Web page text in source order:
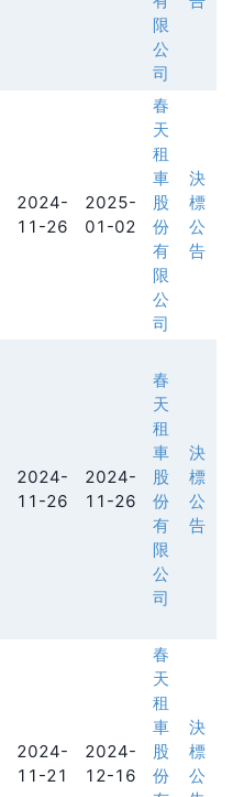
限
公
司
2024-
11-26
2025-
01-02
春
天
租
車
股
份
有
限
公
司
決
標
公
告
2024-
11-26
2024-
11-26
春
天
租
車
股
份
有
限
公
司
決
標
公
告
2024-
11-21
2024-
12-16
春
天
租
車
股
份
決
標
公